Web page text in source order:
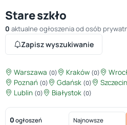
Stare szkło
0 aktualne ogłoszenia od osób
Zapisz wyszukiwanie
Warszawa (0) Kraków (0)
Poznań (0) Gdańsk (0) Szczecin
Lublin (0) Białystok (0)
0 ogłoszeń